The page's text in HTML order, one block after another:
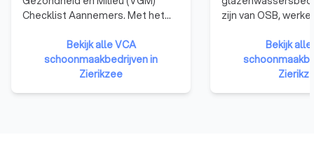
Checklist Aannemers. Met het
laten bedrijven zien dat ze kennis
en ervaring hebben op het
gebied van veilig en gezond
Bekijk alle VCA
schoonmaakbedrijven in
Zierikzee
zijn van OSB,
Zij hebben het
dat kwaliteit en
betrouwbaarheid
Bekijk alle